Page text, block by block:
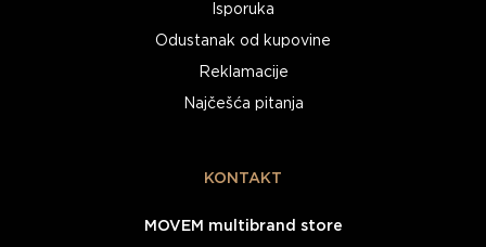
Isporuka
Odustanak od kupovine
Reklamacije
Najčešća pitanja
KONTAKT
MOVEM multibrand store